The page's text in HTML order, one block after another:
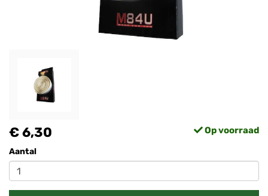
€ 6,30 Op voorraad
Aantal